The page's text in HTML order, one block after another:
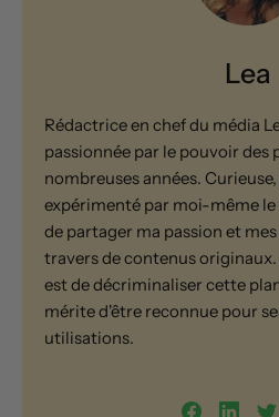
Lea
Rédactrice en chef du média
passionnée par le pouvoir des
nombreuses années.
expérimenté par moi-même
de partager ma passion et
travers de contenus
est de décriminaliser cette
mérite d'être reconnue pour
utilisations.